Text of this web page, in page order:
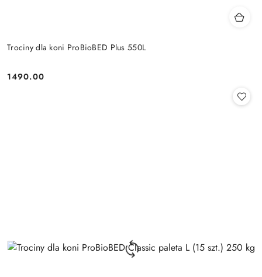
Trociny dla koni ProBioBED Plus 550L
Cena:
1490.00